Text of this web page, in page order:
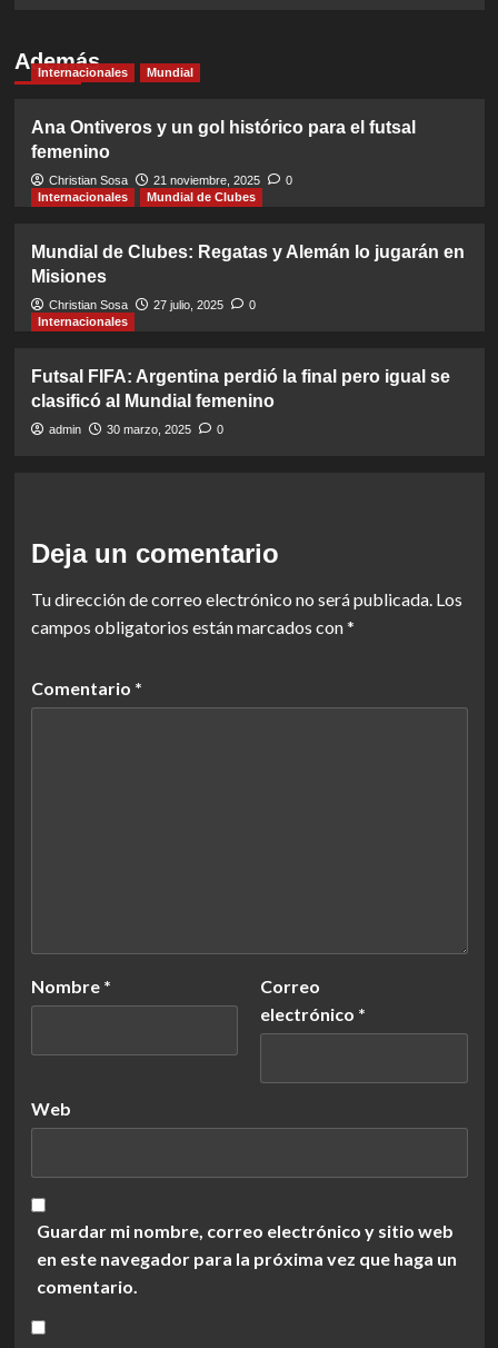
Además
Internacionales Mundial
Ana Ontiveros y un gol histórico para el futsal
femenino
Christian Sosa 21 noviembre, 2025
0
Internacionales
Mundial de Clubes
Mundial de Clubes: Regatas y Alemán lo jugarán en
Misiones
Christian Sosa 27 julio, 2025
0
Internacionales
Futsal FIFA: Argentina perdió la final pero igual se
clasificó al Mundial femenino
admin 30 marzo, 2025 0
Deja un comentario
Tu dirección de correo electrónico no será publicada. Los
campos obligatorios están marcados con*
Comentario *
Nombre *
Correo
electrónico *
Web
Guardar mi nombre, correo electrónico y sitio web
en este navegador para la próxima vez que haga un
comentario.